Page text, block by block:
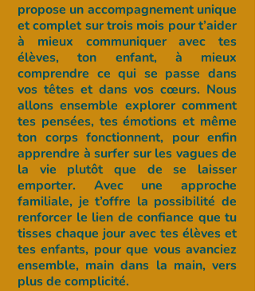
propose un accompagnement unique
et complet sur trois mois pour t’aider
à mieux communiquer avec tes
élèves, ton enfant, à mieux
comprendre ce qui se passe dans
vos têtes et dans vos cœurs. Nous
allons ensemble explorer comment
tes pensées, tes émotions et même
ton corps fonctionnent, pour enfin
apprendre à surfer sur les vagues de
la vie plutôt que de se laisser
emporter. Avec une approche
familiale, je t’offre la possibilité de
renforcer le lien de confiance que tu
tisses chaque jour avec tes élèves et
tes enfants, pour que vous avanciez
ensemble, main dans la main, vers
plus de complicité.